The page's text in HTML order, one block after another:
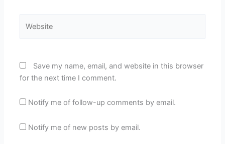
Save my name, email, and website in this browser
for the next time I comment.
Notify me of follow-up comments by email.
Notify me of new posts by email.